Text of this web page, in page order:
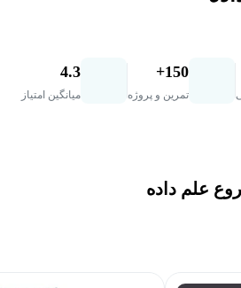
150+
تمرین و پروژه
4.3
میانگین امتیاز
علم داده